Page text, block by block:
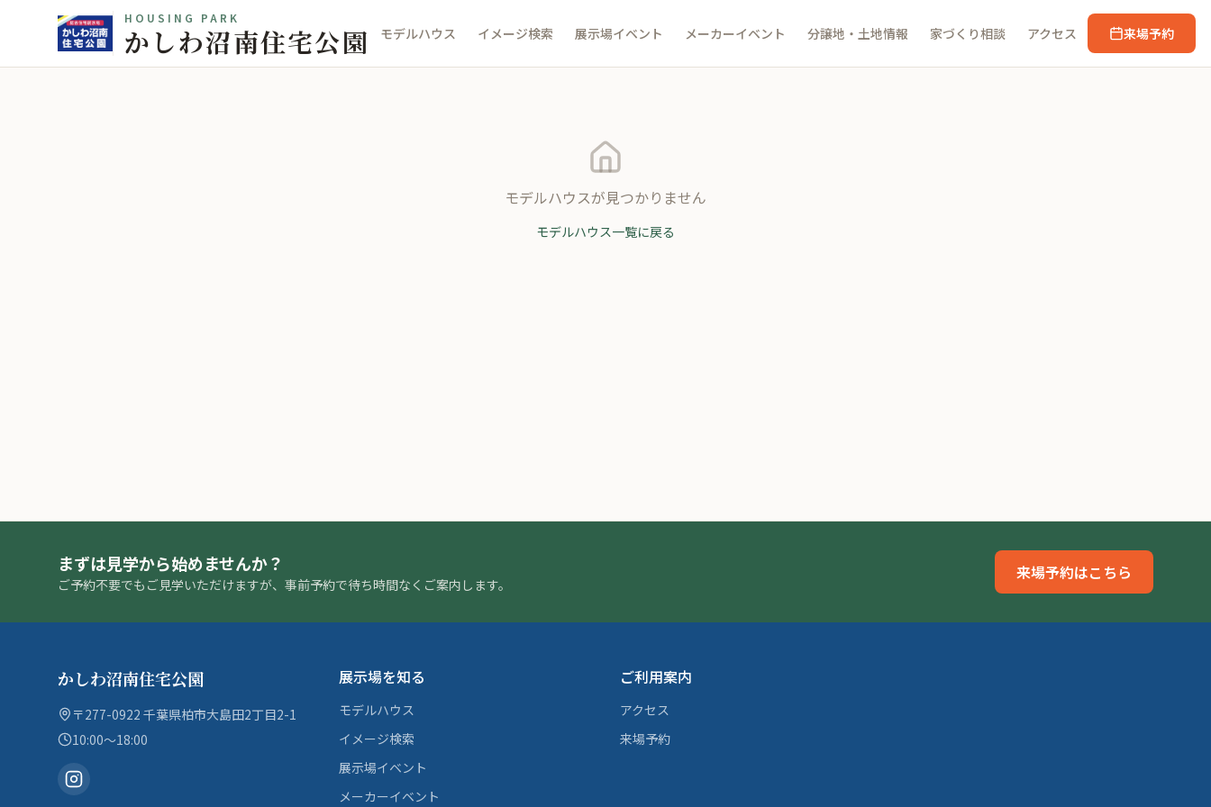
HOUSING PARK
かしわ沼南住宅公園 モデルハウス イメージ検索 展示場イベント メーカーイベント 分譲地・土地情報 家づくり相談 アクセス 来場予約
モデルハウスが見つかりません
モデルハウス一覧に戻る
まずは見学から始めませんか？
ご予約不要でもご見学いただけますが、事前予約で待ち時間なくご案内します。
来場予約はこちら
かしわ沼南住宅公園
〒277-0922 千葉県柏市大島田2丁目2-1
10:00〜18:00
展示場を知る
モデルハウス
イメージ検索
展示場イベント
メーカーイベント
ご利用案内
アクセス
来場予約